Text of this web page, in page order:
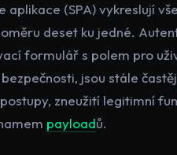
aplikace (SPA) vykreslují
deset ku jedné.
formulář s polem pro
jsou stále
zneužití legitimní
payloadů.